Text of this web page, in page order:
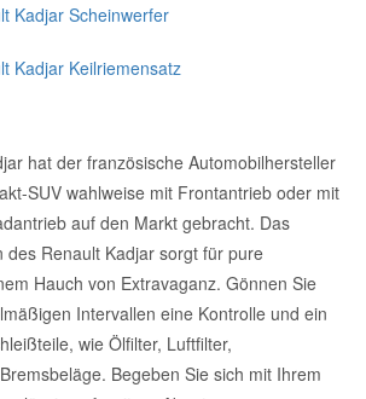
Kadjar Scheinwerfer
Kadjar Keilriemensatz
hat der französische Automobilhersteller
SUV wahlweise mit Frontantrieb oder mit
auf den Markt gebracht. Das
des Renault Kadjar sorgt für pure
Hauch von Extravaganz. Gönnen Sie
Intervallen eine Kontrolle und ein
wie Ölfilter, Luftfilter,
Begeben Sie sich mit Ihrem